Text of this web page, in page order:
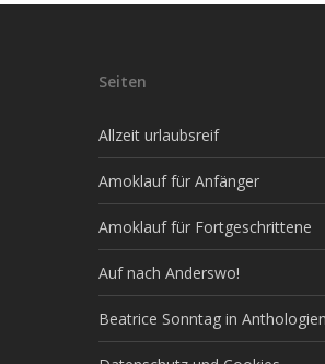
Seiten
Allzeit urlaubsreif
Amoklauf für Anfänger
Amoklauf für Fortgeschrittene
Auf nach Anderswo!
Beatrice Sonntag in Anthologien